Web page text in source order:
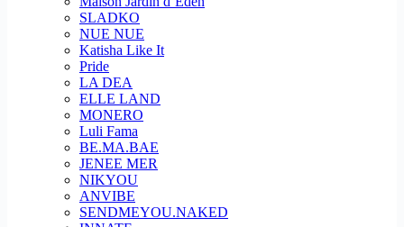
SLADKO
NUE NUE
Katisha Like It
Pride
LA DEA
ELLE LAND
MONERO
Luli Fama
BE.MA.BAE
JENEE MER
NIKYOU
ANVIBE
SENDMEYOU.NAKED